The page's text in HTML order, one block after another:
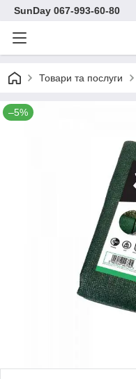
SunDay 067-993-60-80
Товари та послуги
–5%